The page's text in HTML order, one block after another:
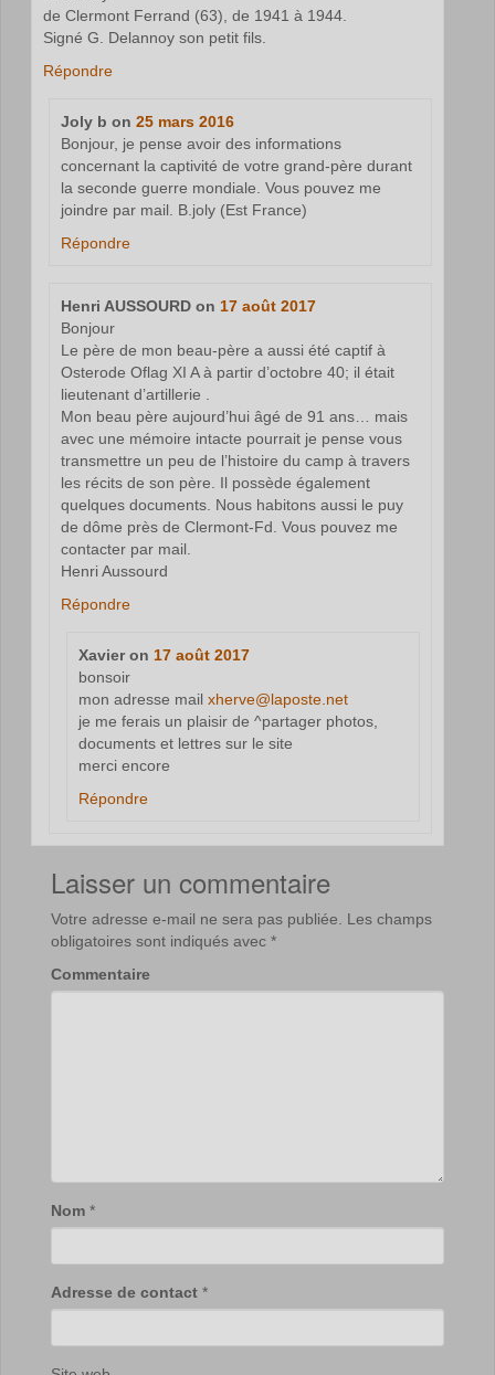
de Clermont Ferrand (63), de 1941 à 1944.
Signé G. Delannoy son petit fils.
Répondre
Joly b on 25 mars 2016
Bonjour, je pense avoir des informations
concernant la captivité de votre grand-père durant
la seconde guerre mondiale. Vous pouvez me
joindre par mail. B.joly (Est France)
Répondre
Henri AUSSOURDon 17 août 2017
Bonjour
Le père de mon beau-père a aussi été captif à
Osterode Oflag XI A à partir d’octobre 40; il était
lieutenant d’artillerie .
Mon beau père aujourd’hui âgé de 91 ans… mais
avec une mémoire intacte pourrait je pense vous
transmettre un peu de l’histoire du camp à travers
les récits de son père. Il possède également
quelques documents. Nous habitons aussi le puy
de dôme près de Clermont-Fd. Vous pouvez me
contacter par mail.
Henri Aussourd
Répondre
Xavieron 17 août 2017
bonsoir
mon adresse mailxherve@laposte.net
je me ferais un plaisir de ^partager photos,
documents et lettres sur le site
merci encore
Répondre
Laisser un commentaire
Votre adresse e-mail ne sera pas publiée.
Les champs
obligatoires sont indiqués avec *
Commentaire
Nom *
Adresse de contact *